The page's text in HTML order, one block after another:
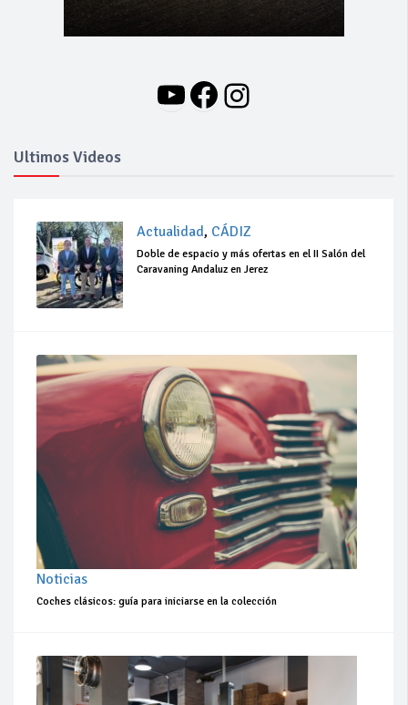
YouTube
Facebook
Instagram
Ultimos Videos
Actualidad, CÁDIZ
Doble de espacio y más ofertas en el II Salón del
Caravaning Andaluz en Jerez
Noticias
Coches clásicos: guía para iniciarse en la colección